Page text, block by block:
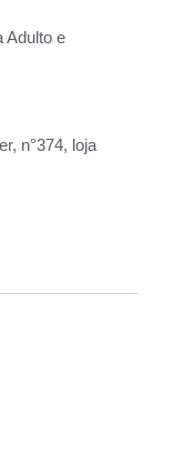
Adulto e
n°374, loja